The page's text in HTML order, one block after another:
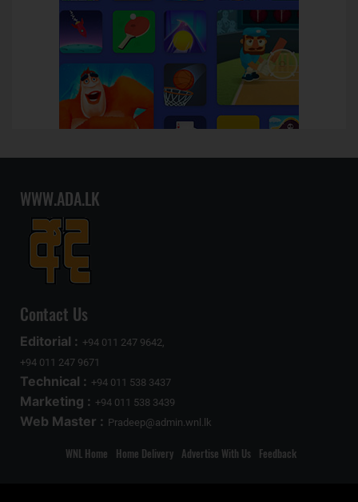
WWW.ADA.LK
Contact Us
Editorial : +94 011 247 9642,
+94 011 247 9671
Technical : +94 011 538 3437
Marketing : +94 011 538 3439
Web Master : Pradeep@admin.wnl.lk
WNL Home Home Delivery Advertise With Us Feedback